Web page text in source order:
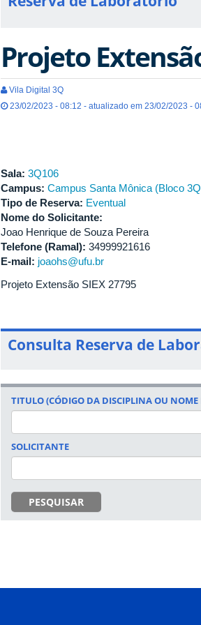
Projeto
Vila Digital 3Q
23/02/2023 - 08:12 - atualizado em 23/02/2023 -
Sala: 3Q106
Campus: Campus Santa Mônica (Bloco
Tipo de Reserva: Eventual
Nome do Solicitante:
Joao Henrique de Souza Pereira
Telefone (Ramal): 34999921616
E-mail: joaohs@ufu.br
Projeto Extensão SIEX 27795
Consulta Reserva de
TITULO (CÓDIGO DA DISCIPLINA OU NOME
SOLICITANTE
PESQUISAR